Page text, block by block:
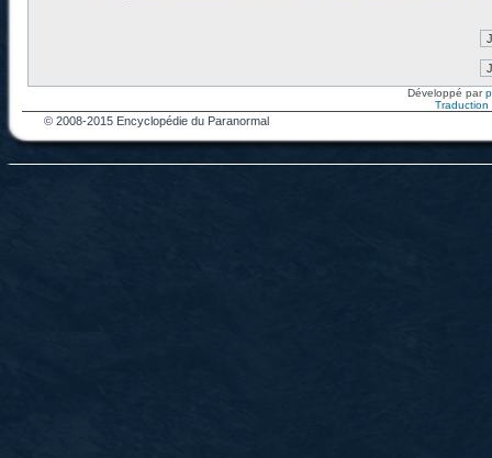
Développé par
Traduction
© 2008-2015 Encyclopédie du Paranormal